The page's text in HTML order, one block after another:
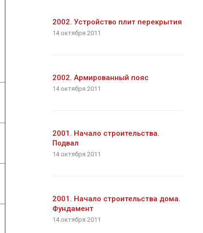
2002. Устройство плит перекрытия
14 октября 2011
2002. Армированный пояс
14 октября 2011
2001. Начало строительства.
Подвал
14 октября 2011
2001. Начало строительства дома.
Фундамент
14 октября 2011